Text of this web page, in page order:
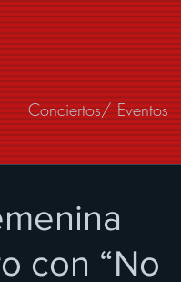
Conciertos/ Eventos
con “No